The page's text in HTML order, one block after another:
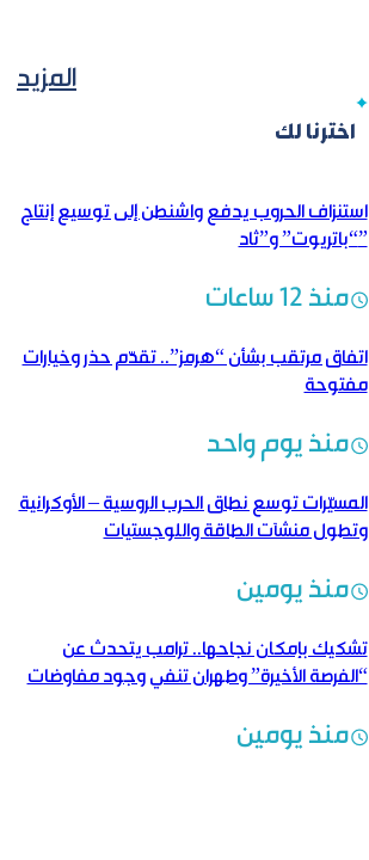
المزيد
اخترنا لك
استنزاف الحروب يدفع واشنطن إلى توسيع إنتاج
“باتريوت” و”ثاد”
منذ 12 ساعات
اتفاق مرتقب بشأن “هرمز”.. تقدّم حذر وخيارات
مفتوحة
منذ يوم واحد
المسيّرات توسع نطاق الحرب الروسية – الأوكرانية
وتطول منشآت الطاقة واللوجستيات
منذ يومين
تشكيك بإمكان نجاحها.. ترامب يتحدث عن
“الفرصة الأخيرة” وطهران تنفي وجود مفاوضات
منذ يومين